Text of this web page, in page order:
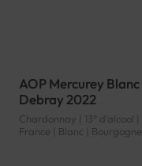
AOP Mercurey Blanc
Debray 2022
Chardonnay | 13° d'alcool |
France | Blanc | Bourgogne |